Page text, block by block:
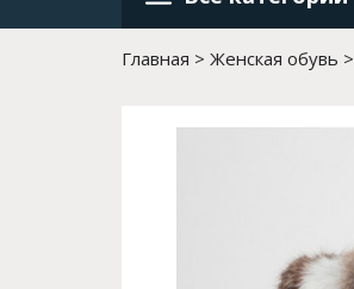
Главная Женская обувь